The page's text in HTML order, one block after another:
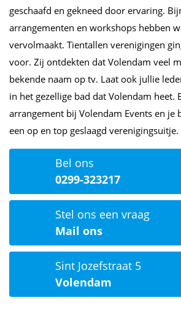
Bel ons
0299-323217
Stel ons een vraag
Mail ons
Sint Jozefstraat 5
Volendam
geschaafd en gekneed door ervaring.
arrangementen en workshops hebben
vervolmaakt. Tientallen verenigingen
voor. Zij ontdekten dat Volendam veel
bekende naam op tv. Laat ook jullie
in het gezellige bad dat Volendam heet.
arrangement bij Volendam Events en je
een op en top geslaagd verenigingsuitje.